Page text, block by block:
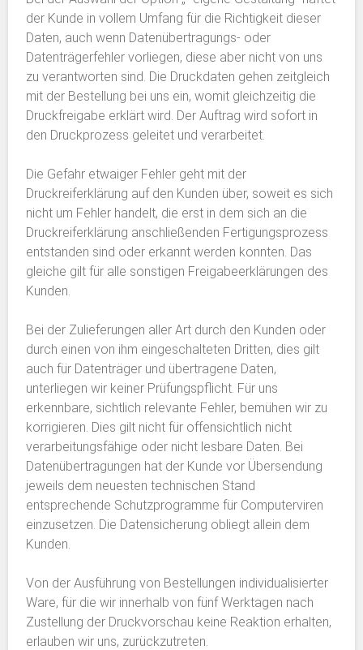
der Kunde in vollem Umfang für die Richtigkeit dieser
Daten, auch wenn Datenübertragungs- oder
Datenträgerfehler vorliegen, diese aber nicht von uns
zu verantworten sind. Die Druckdaten gehen zeitgleich
mit der Bestellung bei uns ein, womit gleichzeitig die
Druckfreigabe erklärt wird. Der Auftrag wird sofort in
den Druckprozess geleitet und verarbeitet.
Die Gefahr etwaiger Fehler geht mit der
Druckreiferklärung auf den Kunden über, soweit es sich
nicht um Fehler handelt, die erst in dem sich an die
Druckreiferklärung anschließenden Fertigungsprozess
entstanden sind oder erkannt werden konnten. Das
gleiche gilt für alle sonstigen Freigabeerklärungen des
Kunden.
Bei der Zulieferungen aller Art durch den Kunden oder
durch einen von ihm eingeschalteten Dritten, dies gilt
auch für Datenträger und übertragene Daten,
unterliegen wir keiner Prüfungspflicht. Für uns
erkennbare, sichtlich relevante Fehler, bemühen wir zu
korrigieren. Dies gilt nicht für offensichtlich nicht
verarbeitungsfähige oder nicht lesbare Daten. Bei
Datenübertragungen hat der Kunde vor Übersendung
jeweils dem neuesten technischen Stand
entsprechende Schutzprogramme für Computerviren
einzusetzen. Die Datensicherung obliegt allein dem
Kunden.
Von der Ausführung von Bestellungen individualisierter
Ware, für die wir innerhalb von fünf Werktagen nach
Zustellung der Druckvorschau keine Reaktion erhalten,
erlauben wir uns, zurückzutreten.